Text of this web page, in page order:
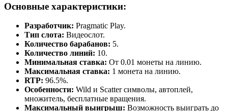
Основные характеристики:
Разработчик: Pragmatic Play.
Тип слота: Видеослот.
Количество барабанов: 5.
Количество линий: 10.
Минимальная ставка: От 0.01 монеты на линию.
Максимальная ставка: 1 монета на линию.
RTP: 96.5%.
Особенности: Wild и Scatter символы, автоплей,
множитель, бесплатные вращения.
Максимальный выигрыш: Возможность выиграть до